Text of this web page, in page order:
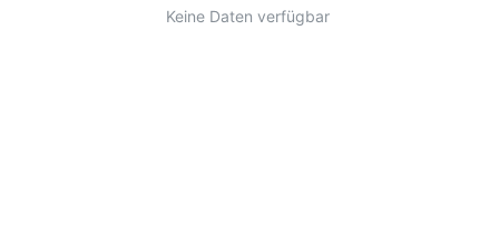
Keine Daten verfügbar